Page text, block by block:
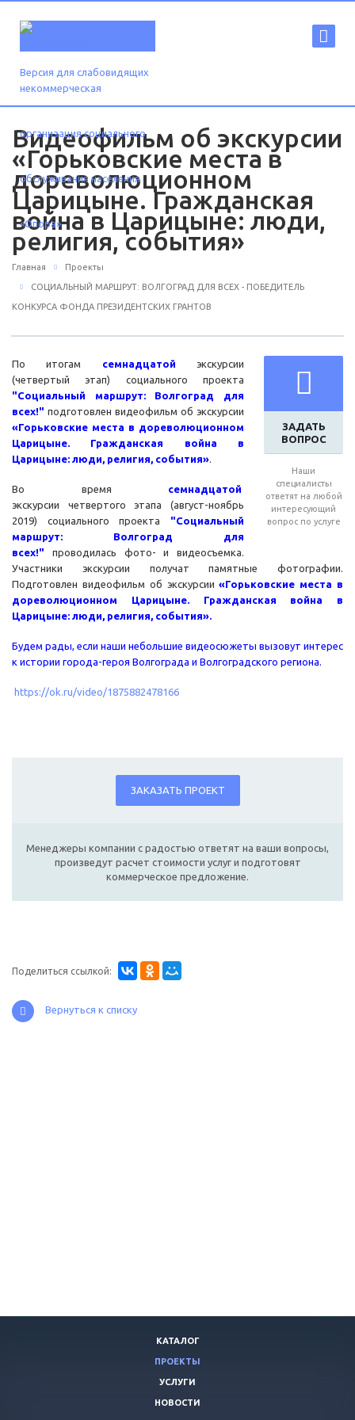
Версия для слабовидящих
Видеофильм об экскурсии
«Горьковские места в
дореволюционном
Царицыне. Гражданская
война в Царицыне: люди,
религия, события»
Главная Проекты
СОЦИАЛЬНЫЙ МАРШРУТ: ВОЛГОГРАД ДЛЯ ВСЕХ - ПОБЕДИТЕЛЬ
КОНКУРСА ФОНДА ПРЕЗИДЕНТСКИХ ГРАНТОВ
ЗАДАТЬ
ВОПРОС
Наши
специалисты
ответят на любой
интересующий
вопрос по услуге
По итогам семнадцатой экскурсии
(четвертый этап) социального проекта
"Социальный маршрут: Волгоград для
всех!" подготовлен видеофильм об экскурсии
«Горьковские места в дореволюционном
Царицыне. Гражданская война в
Царицыне: люди, религия, события».
Во время семнадцатой
экскурсии четвертого этапа (август-ноябрь
2019) социального проекта "Социальный
маршрут: Волгоград для
всех!" проводилась фото- и видеосъемка.
Участники экскурсии получат памятные фотографии.
Подготовлен видеофильм об экскурсии«Горьковские места в
дореволюционном Царицыне. Гражданская война в
Царицыне: люди, религия, события».
Будем рады, если наши небольшие видеосюжеты вызовут интерес
к истории города-героя Волгограда и Волгоградского региона.
https://ok.ru/video/1875882478166
ЗАКАЗАТЬ ПРОЕКТ
Менеджеры компании с радостью ответят на ваши вопросы,
произведут расчет стоимости услуг и подготовят
коммерческое предложение.
Поделиться ссылкой:
Вернуться к списку
КАТАЛОГ
ПРОЕКТЫ
УСЛУГИ
НОВОСТИ